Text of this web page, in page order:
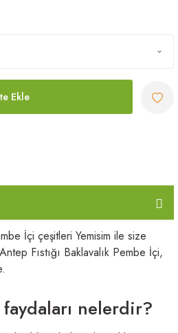
Ekle
İçi çeşitleri Yemisim ile size
Fıstığı Baklavalık Pembe İçi,
faydaları nelerdir?